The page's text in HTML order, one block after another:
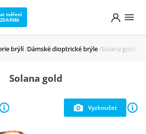
měření
brýlí Dámské dioptrické brýle Solana gold
Solana gold
Vyzkoušet